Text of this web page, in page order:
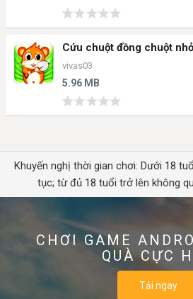
Cứu chuột đồng chuột nhỏ
vivas03
5.96 MB
Khuyến nghị thời gian chơi: Dưới 18
tục; từ đủ 18 tuổi trở lên không
CHƠI GAME
QUÀ CỰC
Tải ngay